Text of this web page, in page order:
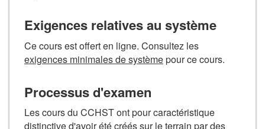
Exigences relatives au système
Ce cours est offert en ligne. Consultez les
exigences minimales de systèmepour ce cours.
Processus d'examen
Les cours du CCHST ont pour caractéristique
distinctive d'avoir été créés sur le terrain par des